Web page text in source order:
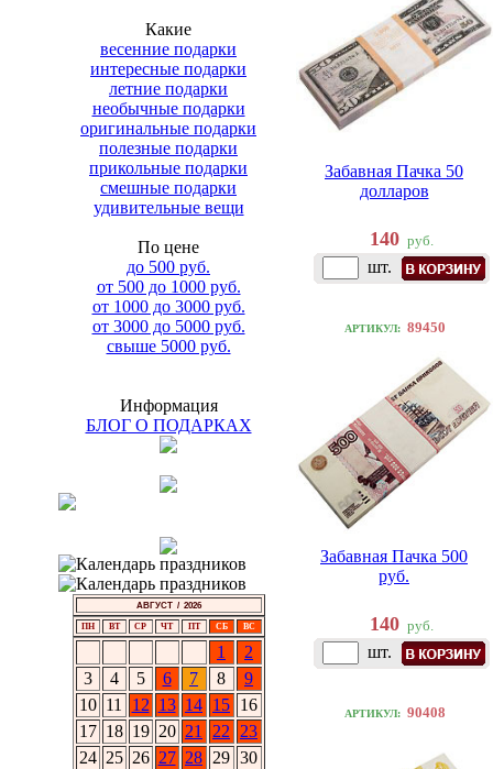
Какие
весенние подарки
интересные подарки
летние подарки
необычные подарки
оригинальные подарки
полезные подарки
прикольные подарки
смешные подарки
удивительные вещи
По цене
до 500 руб.
от 500 до 1000 руб.
от 1000 до 3000 руб.
от 3000 до 5000 руб.
свыше 5000 руб.
Информация
БЛОГ О ПОДАРКАХ
АВГУСТ / 2026
ПН ВТ СР ЧТ ПТ СБ ВС
1
2
3
4 5 6 7 8
9
10 11 12 13 14 15 16
17 18 19 20 21 22
23
24 25 26 27 28 29 30
Забавная Пачка 50
долларов
140 руб.
шт.
АРТИКУЛ: 89450
Забавная Пачка 500
руб.
140 руб.
шт.
АРТИКУЛ: 90408